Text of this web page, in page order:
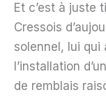
Et c’est à juste
Cressois
solennel, lui qui
l’installation
de remblais